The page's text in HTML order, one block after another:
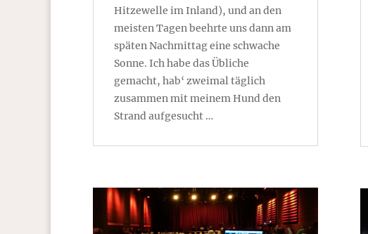
Hitzewelle im Inland), und an den
meisten Tagen beehrte uns dann am
späten Nachmittag eine schwache
Sonne. Ich habe das Übliche
gemacht, hab‘ zweimal täglich
zusammen mit meinem Hund den
Strand aufgesucht …